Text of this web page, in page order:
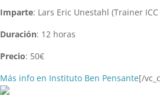
Imparte: Lars Eric Unestahl (Trainer ICC
Duración: 12 horas
Precio: 50€
Más info en Instituto Ben Pensante[/